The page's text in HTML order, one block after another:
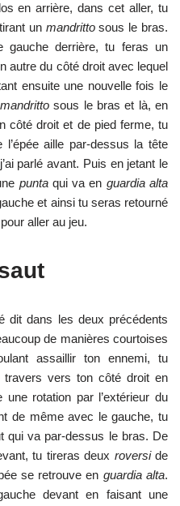
en arrière, dans cet aller, tu
un mandrittosous le bras.
derrière, tu feras un
autre du côté droit avec lequel
ensuite une nouvelle fois le
mandritto sous le bras et là, en
côté droit et de pied ferme, tu
l’épée aille par-dessus la tête
parlé avant. Puis en jetant le
puntaqui va en guardia alta
et ainsi tu seras retourné
aller au jeu.
dit dans les deux précédents
de manières courtoises
assaillir ton ennemi, tu
vers ton côté droit en
une rotation par l’extérieur du
de même avec le gauche, tu
qui va par-dessus le bras. De
tu tireras deux roverside
se retrouve en guardia alta.
devant en faisant une